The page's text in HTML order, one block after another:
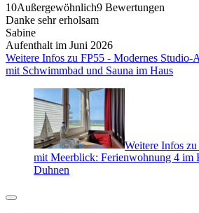
10Außergewöhnlich9 Bewertungen
Danke sehr erholsam
Sabine
Aufenthalt im Juni 2026
Weitere Infos zu FP55 - Modernes Studio-
mit Schwimmbad und Sauna im Haus
Weitere Infos
mit Meerblick: Ferienwohnung 4 im
Duhnen